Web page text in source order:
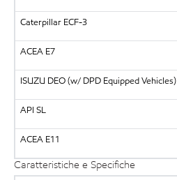
Caterpillar ECF-3
ACEA E7
ISUZU DEO (w/ DPD Equipped Vehicles)
API SL
ACEA E11
Caratteristiche e Specifiche